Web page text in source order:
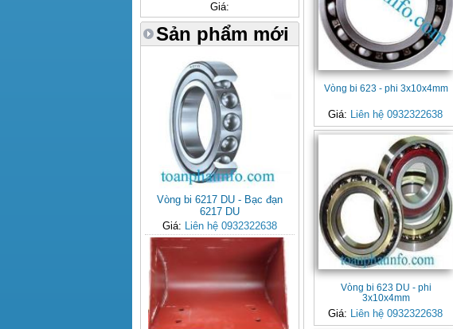
Giá:
Sản phẩm mới
Vòng bi 6217 DU - Bạc đạn
6217 DU
Giá: Liên hệ 0932322638
Vòng bi 623 - phi 3x10x4mm
Giá: Liên hệ 0932322638
Vòng bi 623 DU - phi
3x10x4mm
Giá: Liên hệ 0932322638